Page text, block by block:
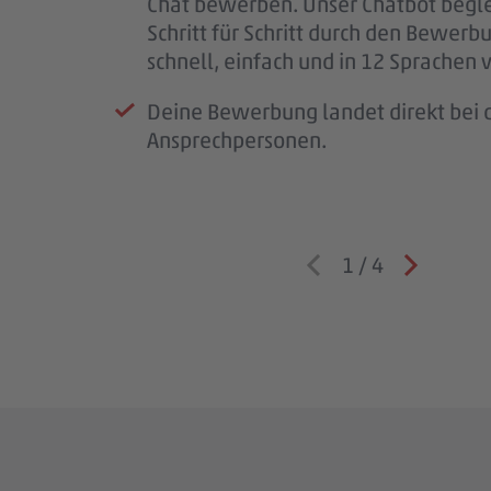
Schritt für Schritt durch den
schnell, einfach und in 12 Sprachen
Deine Bewerbung landet direkt bei
Ansprechpersonen.
Wenn wir Rückfragen haben,
1 / 4